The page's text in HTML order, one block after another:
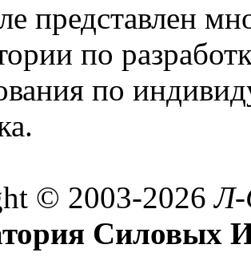
представлен
по
по
© 2003-2026
Силовых